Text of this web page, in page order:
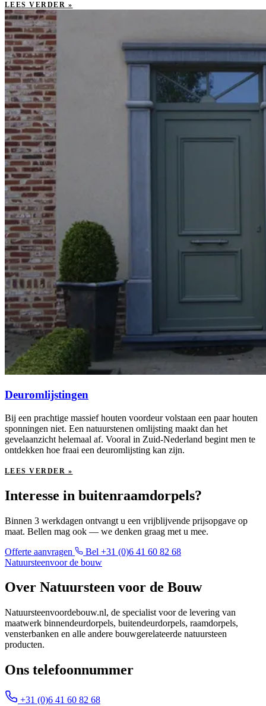
LEES VERDER »
Deuromlijstingen
Bij een prachtige massief houten voordeur volstaan een paar houten
sponningen niet. Een natuurstenen omlijsting maakt dan het
gevelaanzicht helemaal af. Vooral in Zuid-Nederland begint men te
ontdekken hoe fraai een deuromlijsting kan zijn.
LEES VERDER »
Interesse in buitenraamdorpels?
Binnen 3 werkdagen ontvangt u een vrijblijvende prijsopgave op
maat. Bellen mag ook — we denken graag met u mee.
Offerte aanvragen
Bel +31 (0)6 41 60 82 68
Natuursteenvoor de bouw
Over Natuursteen voor de Bouw
Natuursteenvoordebouw.nl, de specialist voor de levering van
maatwerk binnendeurdorpels, buitendeurdorpels, raamdorpels,
vensterbanken en alle andere bouwgerelateerde natuursteen
producten.
Ons telefoonnummer
+31 (0)6 41 60 82 68